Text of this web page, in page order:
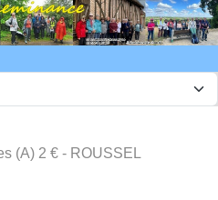
(A) 2 € - ROUSSEL